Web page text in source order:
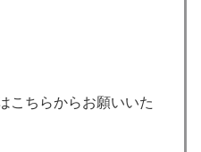
こちらからお願いいた